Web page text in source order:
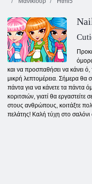
και να προσπαθήσει να κάνει ό,
μικρή λεπτομέρεια. Σήμερα θα
πάντα για να κάνετε τα πάντα
κοριτσιών, γιατί θα εργαστείτε
στους ανθρώπους, κοιτάξτε
πελάτης! Καλή τύχη στο σαλόνι